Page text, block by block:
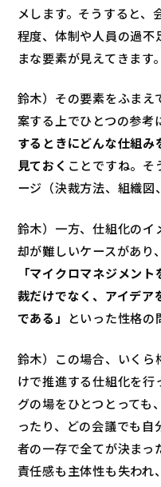
メします。そうすると、
程度、体制や人員の過
まな要素が見えてきます。
鈴木）その要素をふまえ
案する上でひとつの参考
するときにどんな仕組
見ておく ことですね。そ
ージ（決裁方法、組織図
鈴木）一方、仕組化の
却が難しいケースがあり
「マイクロマネジメン
裁だけでなく、アイデ
である」 といった性格の
鈴木）この場合、いく
けで推進する仕組化を行
グの場をひとつとっても
ったり、どの会議でも
者の一存で全てが決まっ
責任感も主体性も失われ